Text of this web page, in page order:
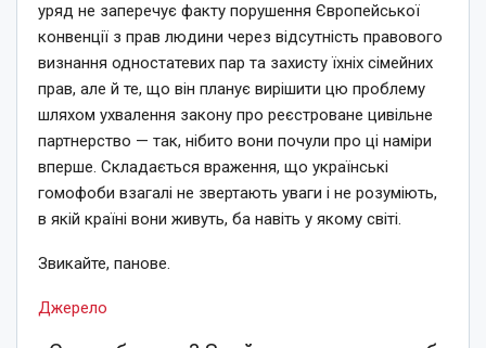
уряд не заперечує факту порушення Європейської
конвенції з прав людини через відсутність правового
визнання одностатевих пар та захисту їхніх сімейних
прав, але й те, що він планує вирішити цю проблему
шляхом ухвалення закону про реєстроване цивільне
партнерство — так, нібито вони почули про ці наміри
вперше. Складається враження, що українські
гомофоби взагалі не звертають уваги і не розуміють,
в якій країні вони живуть, ба навіть у якому світі.
Звикайте, панове.
Джерело